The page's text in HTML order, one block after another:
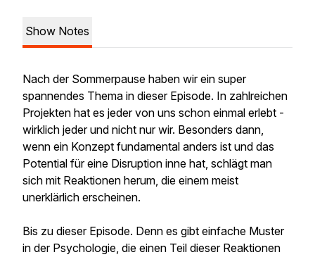
Show Notes
Nach der Sommerpause haben wir ein super
spannendes Thema in dieser Episode. In zahlreichen
Projekten hat es jeder von uns schon einmal erlebt -
wirklich jeder und nicht nur wir. Besonders dann,
wenn ein Konzept fundamental anders ist und das
Potential für eine Disruption inne hat, schlägt man
sich mit Reaktionen herum, die einem meist
unerklärlich erscheinen.
Bis zu dieser Episode. Denn es gibt einfache Muster
in der Psychologie, die einen Teil dieser Reaktionen